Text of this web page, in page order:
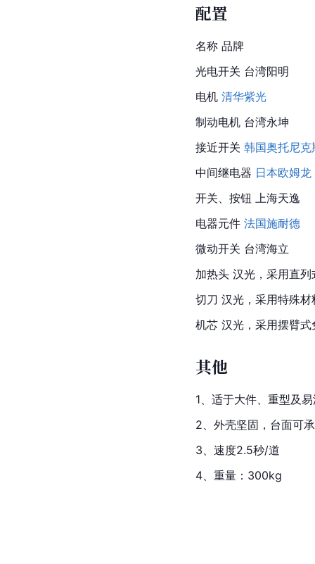
配置
名称 品牌
光电开关 台湾阳明
电机 清华紫光
制动电机 台湾永坤
接近开关 韩国奥托尼克
中间继电器 日本欧姆龙
开关、按钮 上海天逸
电器元件 法国施耐德
微动开关 台湾海立
加热头 汉光，采用直
切刀 汉光，采用特殊材
机芯 汉光，采用摆臂
其他
1、适于大件、重型及
2、外壳坚固，台面可
3、速度2.5秒/道
4、重量：300kg